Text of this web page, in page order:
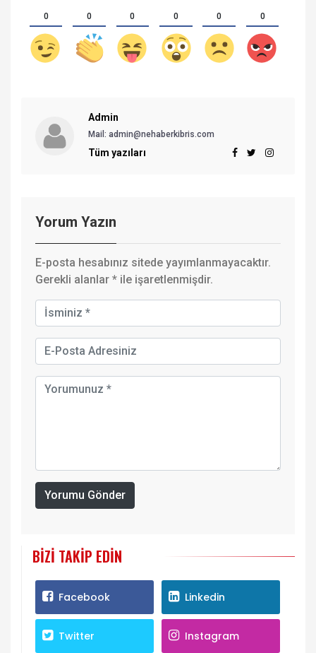
0 0 0 0 0 0
Admin
Mail: admin@nehaberkibris.com
Tüm yazıları
Yorum Yazın
E-posta hesabınız sitede yayımlanmayacaktır.
Gerekli alanlar * ile işaretlenmişdir.
Yorumu Gönder
BIZI TAKIP EDIN
Facebook Linkedin
Twitter Instagram